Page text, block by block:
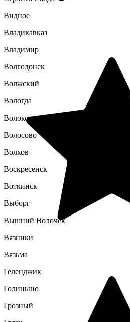
Видное
Владикавказ
Владимир
Волгодонск
Волжский
Вологда
Волоколамск
Волосово
Волхов
Воскресенск
Воткинск
Выборг
Вышний Волочек
Вязники
Вязьма
Геленджик
Голицыно
Грозный